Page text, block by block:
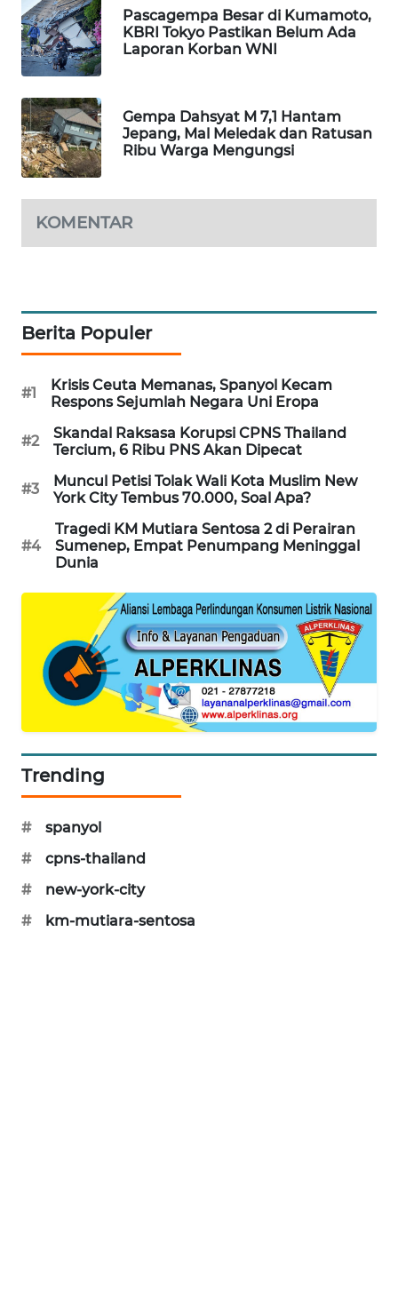
Pascagempa Besar di Kumamoto,
KBRI Tokyo Pastikan Belum Ada
Laporan Korban WNI
Gempa Dahsyat M 7,1 Hantam
Jepang, Mal Meledak dan Ratusan
Ribu Warga Mengungsi
KOMENTAR
Berita Populer
#1
Krisis Ceuta Memanas, Spanyol Kecam
Respons Sejumlah Negara Uni Eropa
#2
Skandal Raksasa Korupsi CPNS Thailand
Tercium, 6 Ribu PNS Akan Dipecat
#3
Muncul Petisi Tolak Wali Kota Muslim New
York City Tembus 70.000, Soal Apa?
#4
Tragedi KM Mutiara Sentosa 2 di Perairan
Sumenep, Empat Penumpang Meninggal
Dunia
Trending
#
spanyol
#
cpns-thailand
#
new-york-city
#
km-mutiara-sentosa
INFRASTRUKTUR
WAHANA
KONSUMEN
WAHANA
LISTRIK
WAHANANEWS
ID
WAHANANEWS
CO ID
WAHANANEWS
SPORT
WAHANA
SELEB
PERSONA
WAHANA
OTOMOTIF
HEALTH
WAHANA
DESA